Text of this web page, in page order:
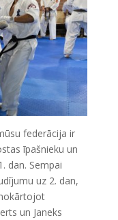
federācija ir
īpašnieku un
dan. Sempai
uz 2. dan,
un Janeks